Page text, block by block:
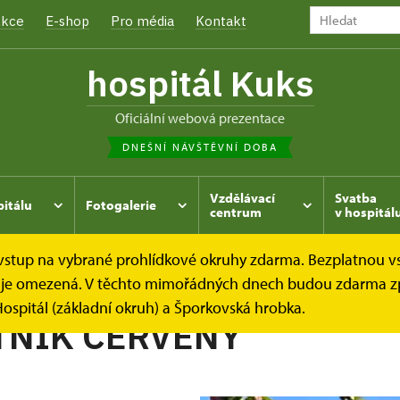
E-shop Pro média Kontakt
hospitál Kuks
oficiální webová prezentace
DNEŠNÍ NÁVŠTĚVNÍ DOBA
Fotogalerie
Vzdělávací
centrum
Svatba
v
na vybrané prohlídkové okruhy zdarma. Bezplatnou
omezená. V těchto mimořádných dnech budou zdarma
(základní okruh) a Šporkovská hrobka.
Kukský herbář - aneb co u nás roste...
ČERVENÝ